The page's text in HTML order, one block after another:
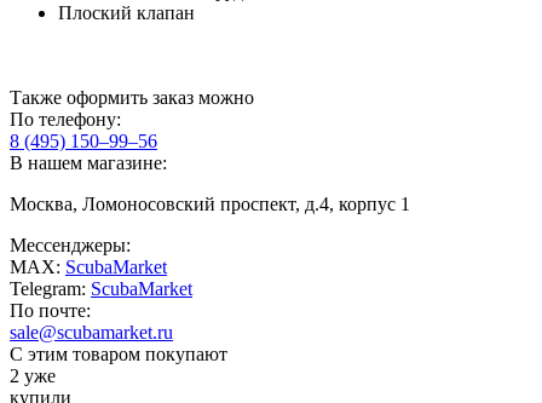
Плоский клапан
Также оформить заказ можно
По телефону:
8 (495) 150–99–56
В нашем магазине:
Москва, Ломоносовский проспект, д.4, корпус 1
Мессенджеры:
MAX: ScubaMarket
Telegram: ScubaMarket
По почте:
sale@scubamarket.ru
С этим товаром покупают
2 уже
купили